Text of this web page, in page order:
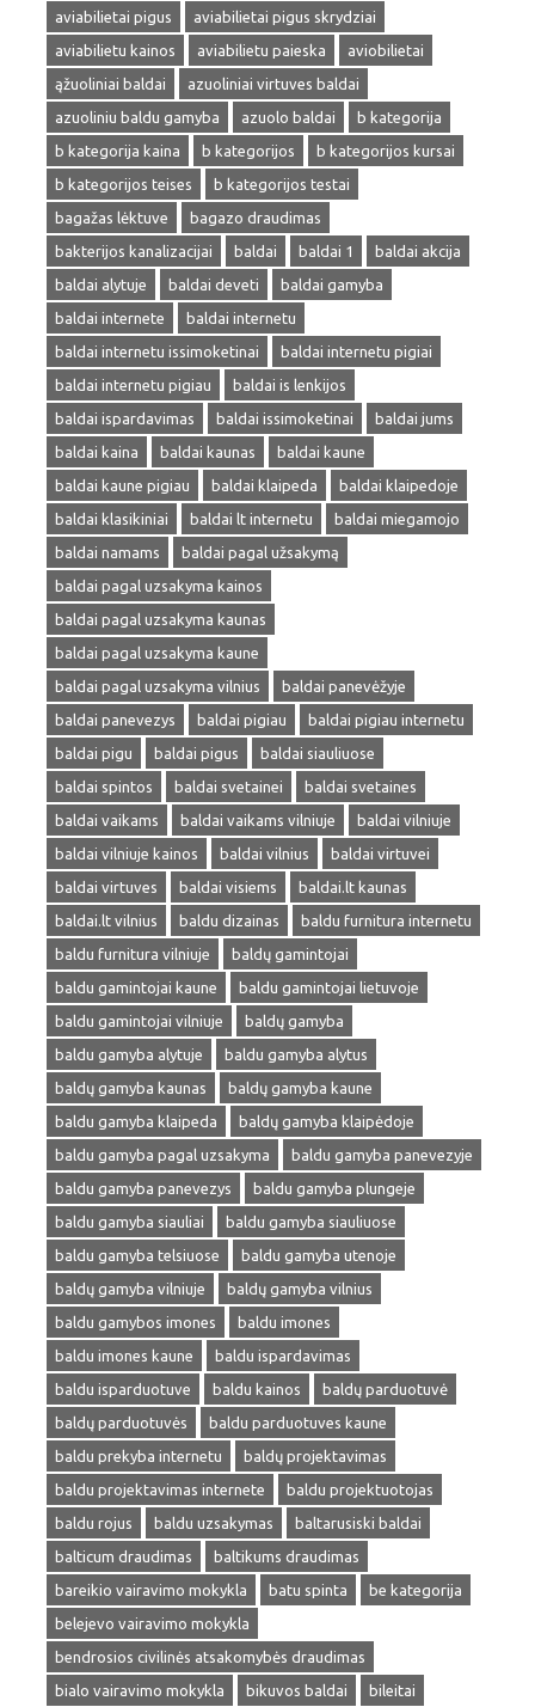
aviabilietai pigus
aviabilietai pigus skrydziai
aviabilietu kainos
aviabilietu paieska
aviobilietai
ąžuoliniai baldai
azuoliniai virtuves baldai
azuoliniu baldu gamyba
azuolo baldai
b kategorija
b kategorija kaina
b kategorijos
b kategorijos kursai
b kategorijos teises
b kategorijos testai
bagažas lėktuve
bagazo draudimas
bakterijos kanalizacijai
baldai baldai 1
baldai akcija
baldai alytuje
baldai deveti
baldai gamyba
baldai internete
baldai internetu
baldai internetu issimoketinai
baldai internetu pigiai
baldai internetu pigiau
baldai is lenkijos
baldai ispardavimas
baldai issimoketinai
baldai jums
baldai kaina
baldai kaunas
baldai kaune
baldai kaune pigiau
baldai klaipeda
baldai klaipedoje
baldai klasikiniai
baldai lt internetu
baldai miegamojo
baldai namams
baldai pagal užsakymą
baldai pagal uzsakyma kainos
baldai pagal uzsakyma kaunas
baldai pagal uzsakyma kaune
baldai pagal uzsakyma vilnius
baldai panevėžyje
baldai panevezys
baldai pigiau
baldai pigiau internetu
baldai pigu
baldai pigus
baldai siauliuose
baldai spintos
baldai svetainei
baldai svetaines
baldai vaikams
baldai vaikams vilniuje
baldai vilniuje
baldai vilniuje kainos
baldai vilnius
baldai virtuvei
baldai virtuves
baldai visiems
baldai.lt kaunas
baldai.lt vilnius
baldu dizainas
baldu furnitura internetu
baldu furnitura vilniuje
baldų gamintojai
baldu gamintojai kaune
baldu gamintojai lietuvoje
baldu gamintojai vilniuje
baldų gamyba
baldu gamyba alytuje
baldu gamyba alytus
baldų gamyba kaunas
baldų gamyba kaune
baldu gamyba klaipeda
baldų gamyba klaipėdoje
baldu gamyba pagal uzsakyma
baldu gamyba panevezyje
baldu gamyba panevezys
baldu gamyba plungeje
baldu gamyba siauliai
baldu gamyba siauliuose
baldu gamyba telsiuose
baldu gamyba utenoje
baldų gamyba vilniuje
baldų gamyba vilnius
baldu gamybos imones
baldu imones
baldu imones kaune
baldu ispardavimas
baldu isparduotuve
baldu kainos
baldų parduotuvė
baldų parduotuvės
baldu parduotuves kaune
baldu prekyba internetu
baldų projektavimas
baldu projektavimas internete
baldu projektuotojas
baldu rojus
baldu uzsakymas
baltarusiski baldai
balticum draudimas
baltikums draudimas
bareikio vairavimo mokykla
batu spinta
be kategorija
belejevo vairavimo mokykla
bendrosios civilinės atsakomybės draudimas
bialo vairavimo mokykla
bikuvos baldai
bileitai